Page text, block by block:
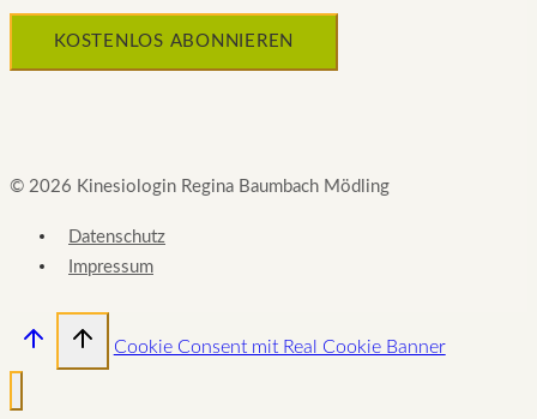
© 2026 Kinesiologin Regina Baumbach Mödling
Datenschutz
Impressum
Cookie Consent mit Real Cookie Banner